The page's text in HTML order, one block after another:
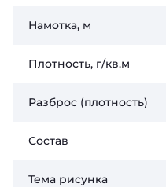
Намотка, м
Плотность, г/кв.м
Разброс (плотность)
Состав
Тема рисунка